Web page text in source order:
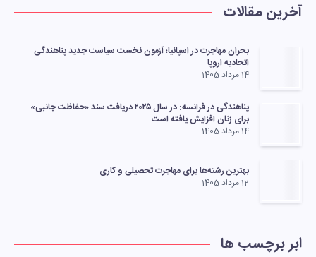
آخرین مقالات
بحران مهاجرت در اسپانیا؛ آزمون نخست سیاست جدید پناهندگی
اتحادیه اروپا
14 مرداد 1405
پناهندگی در فرانسه: در سال ۲۰۲۵ دریافت سند «حفاظت جانبی»
برای زنان افزایش یافته است
14 مرداد 1405
بهترین رشته‌ها برای مهاجرت تحصیلی و کاری
12 مرداد 1405
ابر برچسب ها